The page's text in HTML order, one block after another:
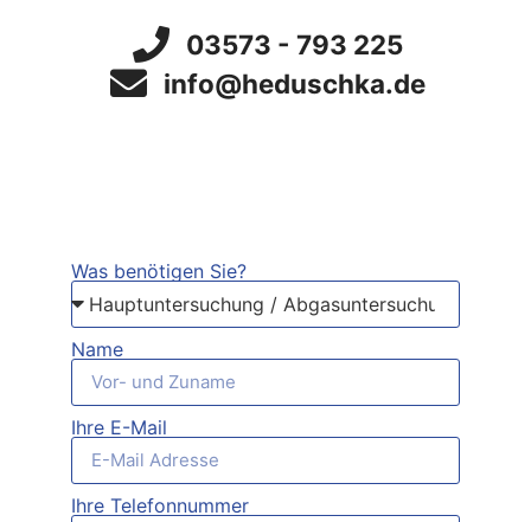
03573 - 793 225
info@heduschka.de
Was benötigen Sie?
Name
Ihre E-Mail
Ihre Telefonnummer